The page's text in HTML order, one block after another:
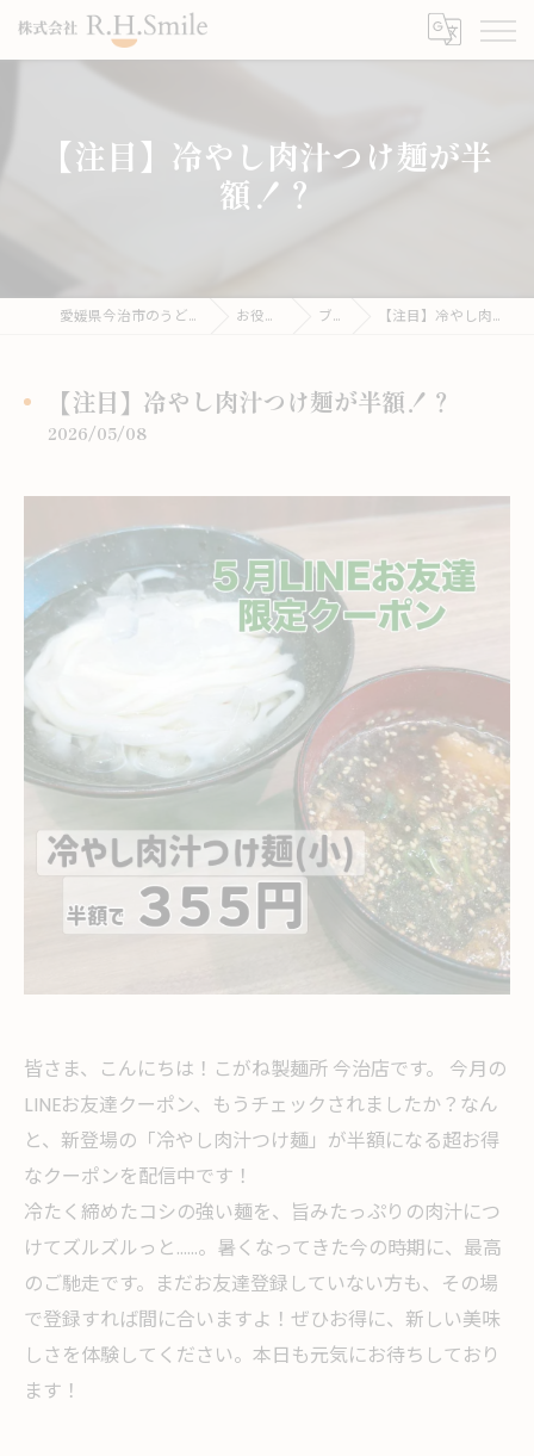
【注目】冷やし肉汁つけ麺が半
額！？
愛媛県今治市のうどんならこがね製麺所 お役立ち情報 ブログ 【注目】冷やし肉汁つけ麺が半額！？
【注目】冷やし肉汁つけ麺が半額！？
2026/05/08
皆さま、こんにちは！こがね製麺所 今治店です。 今月の
LINEお友達クーポン、もうチェックされましたか？なん
と、新登場の「冷やし肉汁つけ麺」が半額になる超お得
なクーポンを配信中です！
冷たく締めたコシの強い麺を、旨みたっぷりの肉汁につ
けてズルズルっと……。暑くなってきた今の時期に、最高
のご馳走です。まだお友達登録していない方も、その場
で登録すれば間に合いますよ！ぜひお得に、新しい美味
しさを体験してください。本日も元気にお待ちしており
ます！